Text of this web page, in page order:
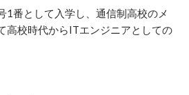
1番として入学し、通信制高校のメ
高校時代からITエンジニアとしての